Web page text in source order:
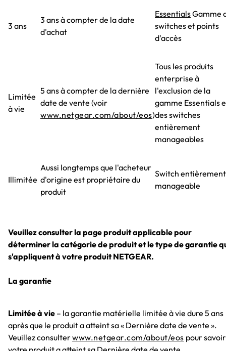
3 ans
3 ans à compter de la date
d'achat
EssentialsGamme
switches et points
d'accès
Limitée
à vie
5 ans à compter de la dernière
date de vente (voir
www.netgear.com/about/eos)
Tous les produits
enterprise à
l'exclusion de la
gamme Essentials
des switches
entièrement
manageables
Illimitée
Aussi longtemps que l'acheteur
d'origine est propriétaire du
produit
Switch entièrement
manageable
Veuillez consulter la page produit applicable pour
déterminer la catégorie de produit et le type de garantie
s'appliquent à votre produit NETGEAR.
La garantie
Limitée à vie – la garantie matérielle limitée à vie dure 5 ans
après que le produit a atteint sa « Dernière date de vente ».
Veuillez consulterwww.netgear.com/about/eos pour